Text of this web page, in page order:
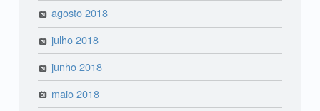
agosto 2018
julho 2018
junho 2018
maio 2018